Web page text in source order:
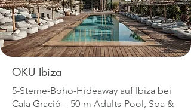
OKU Ibiza
5-Sterne-Boho-Hideaway auf Ibiza bei
Cala Gració – 50-m Adults-Pool, Spa &